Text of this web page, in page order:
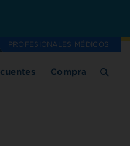
PROFESIONALES MÉDICOS
Compra